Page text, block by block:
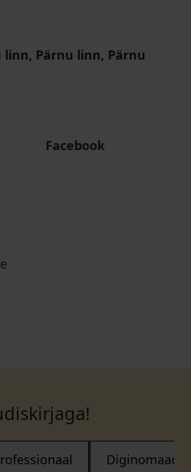
linn, Pärnu linn, Pärnu
Facebook
Diginomaad